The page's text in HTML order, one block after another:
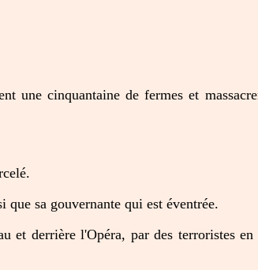
une cinquantaine de fermes et
sa gouvernante qui est éventrée.
et derrière l'Opéra, par des terroristes en